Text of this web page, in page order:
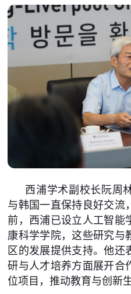
西浦学术副校长阮周
与韩国一直保持良好交流
前，西浦已设立人工智能
康科学学院，这些研究与
区的发展提供支持。他还
研与人才培养方面展开合
位项目，推动教育与创新